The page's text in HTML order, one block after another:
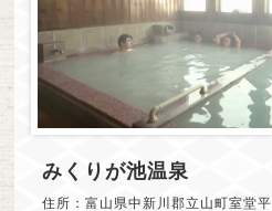
みくりが池温泉
住所：富山県中新川郡立山町室堂平